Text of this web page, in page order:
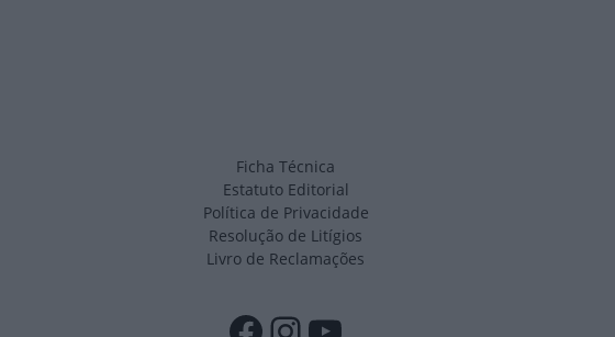
Ficha Técnica
Estatuto Editorial
Política de Privacidade
Resolução de Litígios
Livro de Reclamações